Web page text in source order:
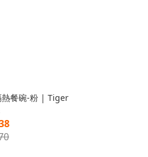
熱餐碗-粉 | Tiger